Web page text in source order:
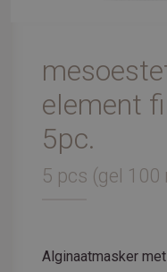
element
5pc.
5 pcs (gel
Alginaatmasker